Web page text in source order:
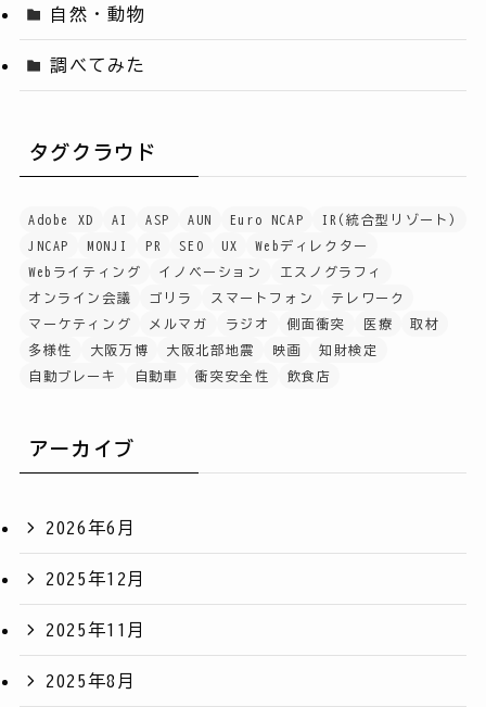
自然・動物
調べてみた
タグクラウド
Adobe XD AI ASP AUN Euro NCAP
IR(統合型リゾート)
JNCAP
MONJI PR SEO UX
Webディレクター
Webライティング
イノベーション
エスノグラフィ
オンライン会議
ゴリラ スマートフォン
テレワーク
マーケティング
メルマガ ラジオ 側面衝突 医療
取材
多様性
大阪万博 大阪北部地震 映画
知財検定
自動ブレーキ
自動車 衝突安全性 飲食店
アーカイブ
2026年6月
2025年12月
2025年11月
2025年8月